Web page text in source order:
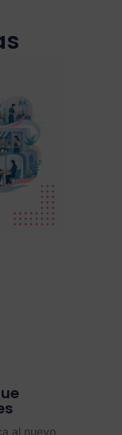
al nuevo